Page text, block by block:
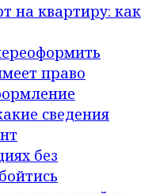
на квартиру: как
право
сведения
без